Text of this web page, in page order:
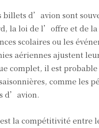
billets d’avion sont
la loi de l’offre et de
scolaires ou les
aériennes ajustent
complet, il est
comme les
d’avion.
la compétitivité entre